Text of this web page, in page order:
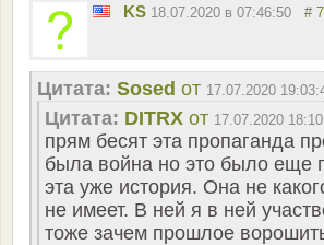
KS 18.07.2020 в 07:46:50 #
Цитата: Sosed от 17.07.2020
Цитата: DITRX от 17.07.2020
прям бесят эта пропаганда
была война но это было еще
эта уже история. Она не
не имеет. В ней я в ней
тоже зачем прошлое